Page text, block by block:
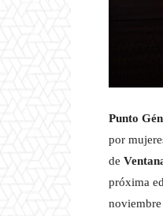
Punto
por
de
próxima